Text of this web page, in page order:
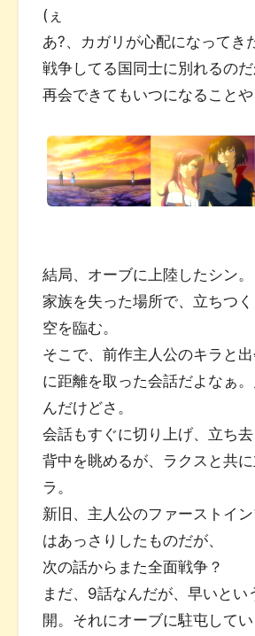
(ぇ
あ?、カガリが心配になってき
戦争してる国同士に別れるの
再会できてもいつになることや
結局、オーブに上陸したシン。
家族を失った場所で、立ちつ
空を臨む。
そこで、前作主人公のキラと
に距離を取った会話だよなぁ
んだけどさ。
会話もすぐに切り上げ、立ち
背中を眺めるが、ラクスと共
ラ。
新旧、主人公のファーストイ
はあっさりしたものだが、
次の話からまた全面戦争？
まだ、9話なんだが、早いとい
開。それにオーブに駐屯して